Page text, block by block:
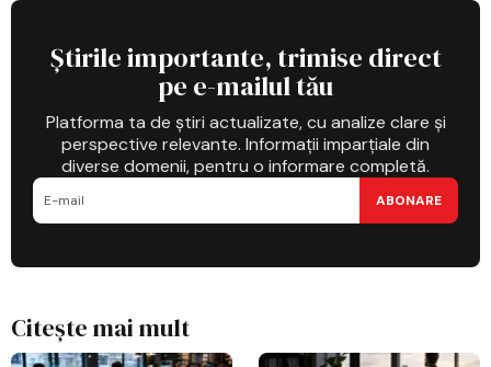
Știrile importante, trimise direct
pe e-mailul tău
Platforma ta de știri actualizate, cu analize clare și
perspective relevante. Informații imparțiale din
diverse domenii, pentru o informare completă.
ABONARE
Citește mai mult